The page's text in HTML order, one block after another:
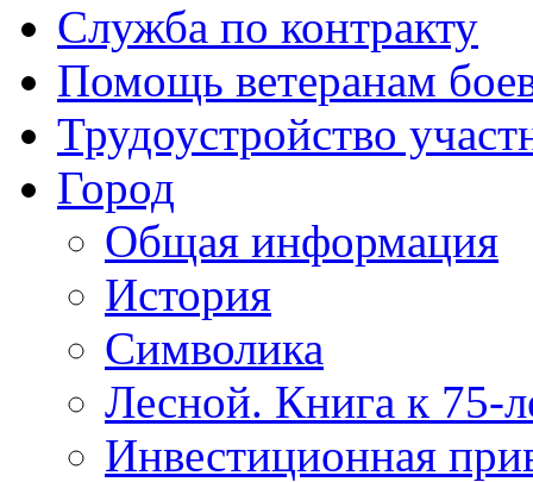
Служба по контракту
Помощь ветеранам
Трудоустройство
Город
Общая информация
История
Символика
Лесной. Книга к 75-
Инвестиционная